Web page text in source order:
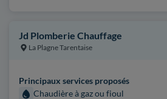
Jd Plomberie Chauffage
La Plagne Tarentaise
Principaux services proposés
Chaudière à gaz ou fioul